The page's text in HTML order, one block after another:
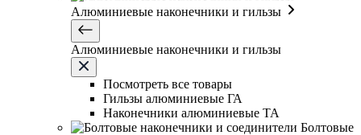
Алюминиевые наконечники и гильзы
Алюминиевые наконечники и гильзы
Посмотреть все товары
Гильзы алюминиевые ГА
Наконечники алюминиевые ТА
Болтовые